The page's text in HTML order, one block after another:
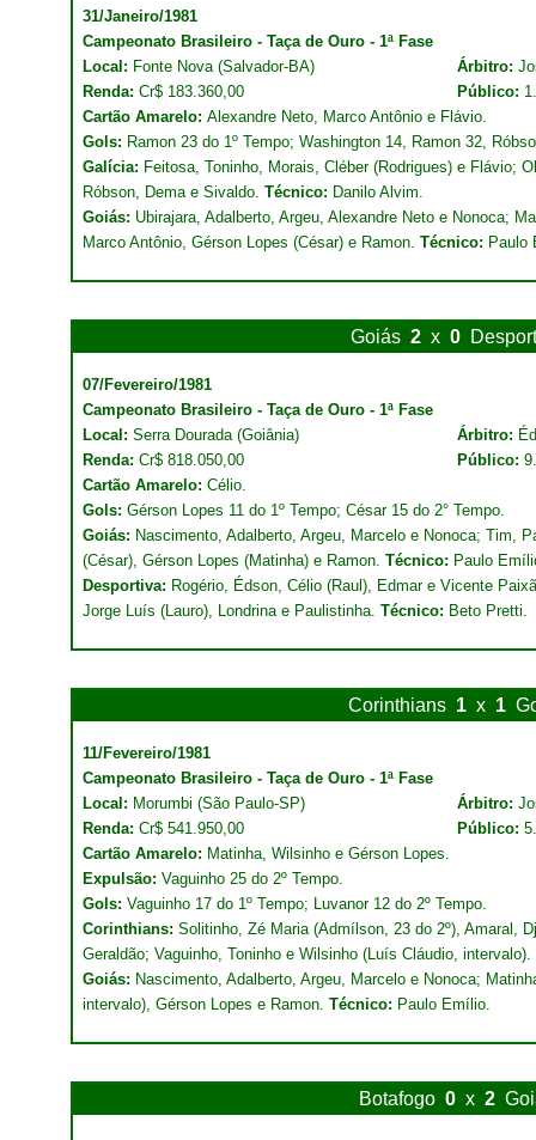
31/Janeiro/1981
Campeonato Brasileiro - Taça de Ouro - 1ª Fase
Local: Fonte Nova (Salvador-BA) Árbitro:
Renda: Cr$ 183.360,00 Público:
Cartão Amarelo: Alexandre Neto, Marco Antônio e Flávio.
Gols: Ramon 23 do 1º Tempo; Washington 14, Ramon 32,
Galícia: Feitosa, Toninho, Morais, Cléber (Rodrigues) e Flávio;
Róbson, Dema e Sivaldo. Técnico: Danilo Alvim.
Goiás: Ubirajara, Adalberto, Argeu, Alexandre Neto e Nonoca;
Marco Antônio, Gérson Lopes (César) e Ramon. Técnico: Paulo
Goiás 2 x 0
07/Fevereiro/1981
Campeonato Brasileiro - Taça de Ouro - 1ª Fase
Local: Serra Dourada (Goiânia) Árbitro:
Renda: Cr$ 818.050,00 Público:
Cartão Amarelo: Célio.
Gols: Gérson Lopes 11 do 1º Tempo; César 15 do 2° Tempo.
Goiás: Nascimento, Adalberto, Argeu, Marcelo e Nonoca; Tim,
(César), Gérson Lopes (Matinha) e Ramon. Técnico: Paulo
Desportiva: Rogério, Édson, Célio (Raul), Edmar e Vicente
Jorge Luís (Lauro), Londrina e Paulistinha. Técnico: Beto Pretti.
Corinthians 1 x 1
11/Fevereiro/1981
Campeonato Brasileiro - Taça de Ouro - 1ª Fase
Local: Morumbi (São Paulo-SP) Árbitro:
Renda: Cr$ 541.950,00 Público:
Cartão Amarelo: Matinha, Wilsinho e Gérson Lopes.
Expulsão: Vaguinho 25 do 2º Tempo.
Gols: Vaguinho 17 do 1º Tempo; Luvanor 12 do 2º Tempo.
Corinthians: Solitinho, Zé Maria (Admílson, 23 do 2º), Amaral,
Geraldão; Vaguinho, Toninho e Wilsinho (Luís Cláudio, intervalo).
Goiás: Nascimento, Adalberto, Argeu, Marcelo e Nonoca;
intervalo), Gérson Lopes e Ramon. Técnico: Paulo Emílio.
Botafogo 0 x 2